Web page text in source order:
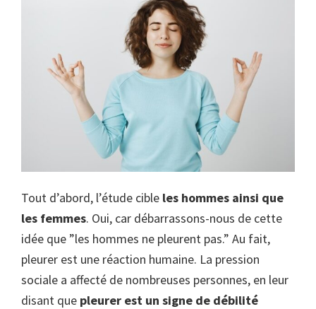
Tout d’abord, l’étude cible les hommes ainsi que
les femmes. Oui, car débarrassons-nous de cette
idée que ”les hommes ne pleurent pas.” Au fait,
pleurer est une réaction humaine. La pression
sociale a affecté de nombreuses personnes, en leur
disant que pleurer est un signe de débilité